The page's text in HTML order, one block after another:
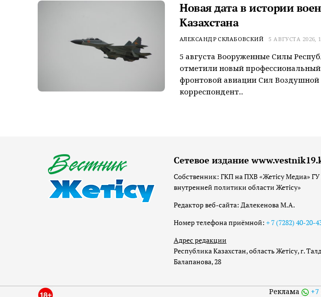
Новая дата в истории
Казахстана
АЛЕКСАНДР СКЛАБОВСКИЙ 5 АВГУСТА 2026,
5 августа Вооруженные Силы
отметили новый
фронтовой авиации Сил
корреспондент...
Сетевое издание
Собственник: ГКП на ПХВ «Жетісу Медиа»
внутренней политики области Жетісу»
Редактор веб-сайта: Далекенова М.А.
Номер телефона приёмной: + 7 (7282) 40-20-
Адрес редакции
Республика Казахстан, область Жетісу, г.
Балапанова, 28
Реклама +7